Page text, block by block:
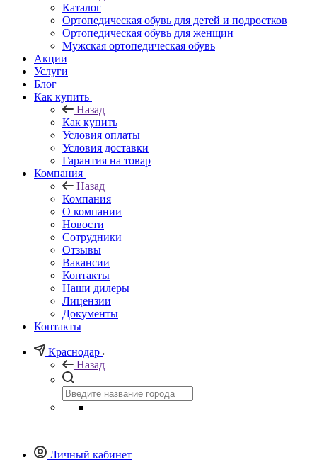
Каталог
Ортопедическая обувь для детей и подростков
Ортопедическая обувь для женщин
Мужская ортопедическая обувь
Акции
Услуги
Блог
Как купить
Назад
Как купить
Условия оплаты
Условия доставки
Гарантия на товар
Компания
Назад
Компания
О компании
Новости
Сотрудники
Отзывы
Вакансии
Контакты
Наши дилеры
Лицензии
Документы
Контакты
Краснодар
Назад
Личный кабинет